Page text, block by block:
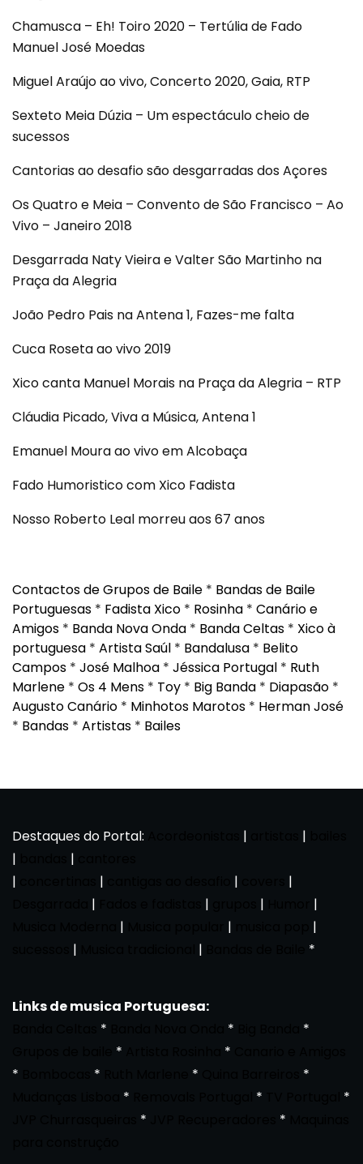
Chamusca – Eh! Toiro 2020 – Tertúlia de Fado
Manuel José Moedas
Miguel Araújo ao vivo, Concerto 2020, Gaia, RTP
Sexteto Meia Dúzia – Um espectáculo cheio de
sucessos
Cantorias ao desafio são desgarradas dos Açores
Os Quatro e Meia – Convento de São Francisco – Ao
Vivo – Janeiro 2018
Desgarrada Naty Vieira e Valter São Martinho na
Praça da Alegria
João Pedro Pais na Antena 1, Fazes-me falta
Cuca Roseta ao vivo 2019
Xico canta Manuel Morais na Praça da Alegria – RTP
Cláudia Picado, Viva a Música, Antena 1
Emanuel Moura ao vivo em Alcobaça
Fado Humoristico com Xico Fadista
Nosso Roberto Leal morreu aos 67 anos
Contactos de Grupos de Baile * Bandas de Baile
Portuguesas * Fadista Xico * Rosinha * Canário e
Amigos * Banda Nova Onda * Banda Celtas * Xico à
portuguesa * Artista Saúl * Bandalusa * Belito
Campos * José Malhoa * Jéssica Portugal * Ruth
Marlene * Os 4 Mens * Toy * Big Banda * Diapasão *
Augusto Canário * Minhotos Marotos * Herman José
* Bandas * Artistas * Bailes
Destaques do Portal: | |
|
|
|
| |
|
| | |
|
| |
|
| | *
Links de musica Portuguesa:
* *
*
* *
*
* *
*
* *
*
* *